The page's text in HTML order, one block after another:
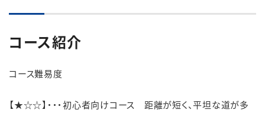
コース紹介
コース難易度
【★☆☆】・・・初心者向けコース 距離が短く、平坦な道が多